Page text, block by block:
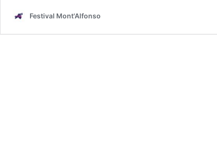
Festival Mont'Alfonso